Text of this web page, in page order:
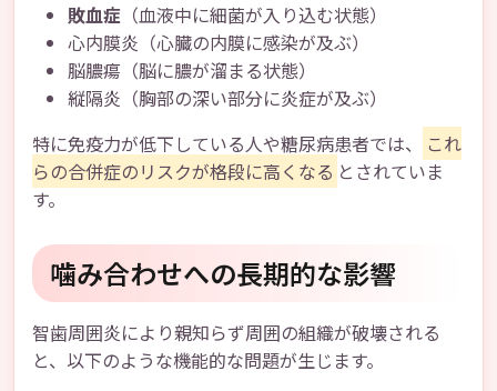
敗血症 （血液中に細菌が入り込む状態）
心内膜炎（心臓の内膜に感染が及ぶ）
脳膿瘍（脳に膿が溜まる状態）
縦隔炎（胸部の深い部分に炎症が及ぶ）
特に免疫力が低下している人や糖尿病患者では、
これ
らの合併症のリスクが格段に高くなる とされていま
す。
噛み合わせへの長期的な影響
智歯周囲炎により親知らず周囲の組織が破壊される
と、以下のような機能的な問題が生じます。